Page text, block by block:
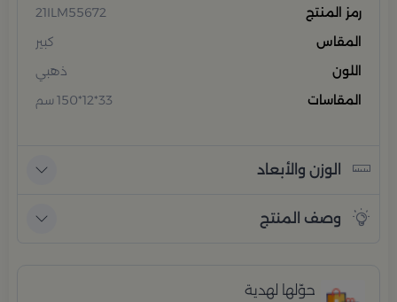
رمز المنتج
21ILM55672
المقاس
كبير
اللون
ذهبي
المقاسات
33*12*150 سم
الوزن والأبعاد
وصف المنتج
حوّلها لهدية